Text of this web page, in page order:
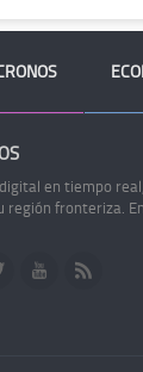
en tiempo
región fronteriza.